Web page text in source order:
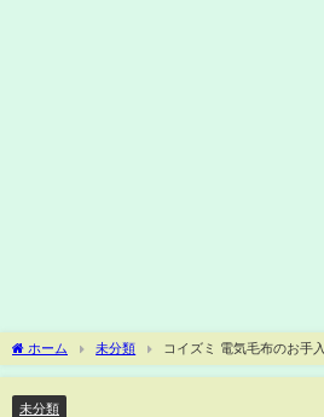
ホーム 未分類 コイズミ 電気毛布のお手
未分類